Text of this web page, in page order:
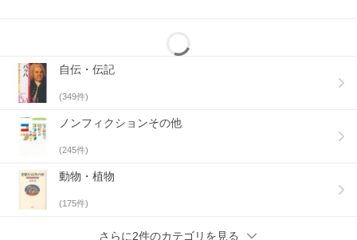
自伝・伝記
(349件)
ノンフィクションその他
(245件)
動物・植物
(175件)
さらに2件のカテゴリを見る